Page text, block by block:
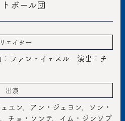
ボール団
エイター
ファン・イェスル 演出：チ
出演
ユン、アン・ジェヨン、ソン・
チョ・ソンテ、イム・ジンソプ